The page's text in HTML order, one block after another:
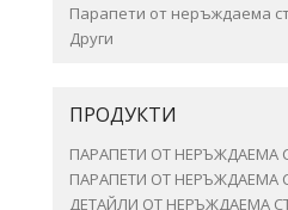
Парапети от неръждаема
Други
ПРОДУКТИ
ПАРАПЕТИ ОТ НЕРЪЖДАЕМА
ПАРАПЕТИ ОТ НЕРЪЖДАЕМА
ДЕТАЙЛИ ОТ НЕРЪЖДАЕМА